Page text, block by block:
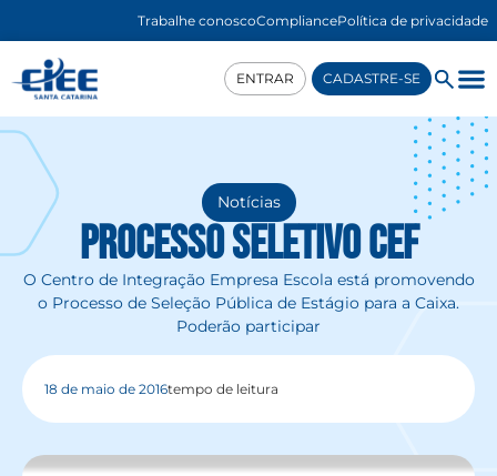
Trabalhe conoscoCompliancePolítica de privacidade
ENTRAR CADASTRE-SE
Notícias
Processo seletivo CEF
O Centro de Integração Empresa Escola está promovendo
o Processo de Seleção Pública de Estágio para a Caixa.
Poderão participar
18 de maio de 2016tempo de leitura